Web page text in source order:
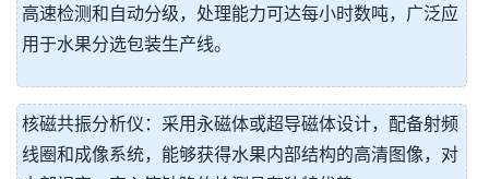
高速检测和自动分级，处理能力可达每小时数吨，广泛应
用于水果分选包装生产线。
核磁共振分析仪：采用永磁体或超导磁体设计，配备射频
线圈和成像系统，能够获得水果内部结构的高清图像，对